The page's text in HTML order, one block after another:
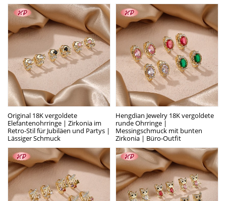
Original 18K vergoldete
Elefantenohrringe | Zirkonia im
Retro-Stil für Jubiläen und Partys |
Lässiger Schmuck
Hengdian Jewelry 18K vergoldete
runde Ohrringe |
Messingschmuck mit bunten
Zirkonia | Büro-Outfit